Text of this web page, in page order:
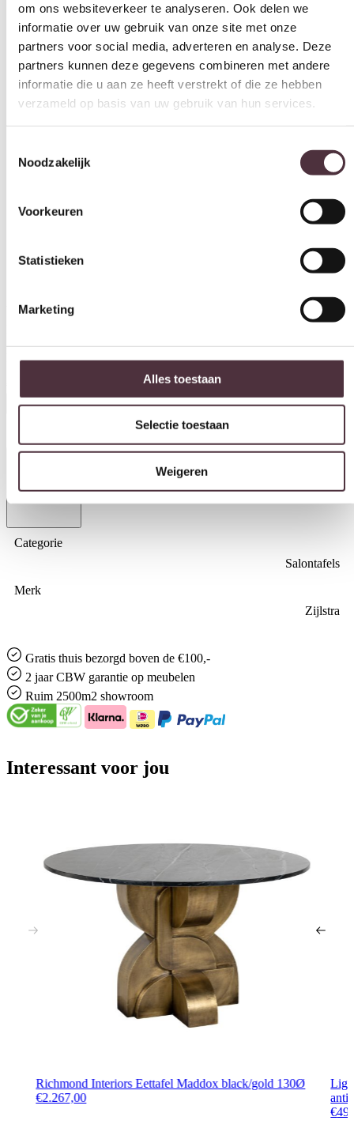
partners voor social media, adverteren en analyse. Deze
partners kunnen deze gegevens combineren met andere
informatie die u aan ze heeft verstrekt of die ze hebben
verzameld op basis van uw gebruik van hun services.
Toestemmingsselectie
Noodzakelijk
Alles toestaan
Afmetingen: 0,76×0,76×0,40 Artikelnummer: 3162/48
gepoedercoat en hebben een hebben een grijze metallic finish. De
kleine tafel is hoger dan de grote tafel. De prijs geldt per set.
Specificaties
Categorie
Salontafels
Merk
Zijlstra
Gratis thuis bezorgd boven de €100,-
2 jaar CBW garantie op meubelen
Ruim 2500m2 showroom
Interessant voor jou
Richmond Interiors Eettafel Maddox black/gold 130Ø
€2.267,00
€